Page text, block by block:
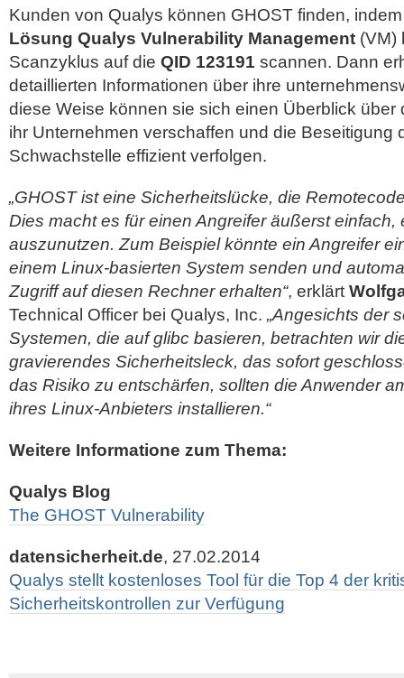
Kunden von Qualys können GHOST finden,
Lösung Qualys Vulnerability Management (VM)
Scanzyklus auf die QID 123191 scannen. Dann
detaillierten Informationen über ihre
diese Weise können sie sich einen Überblick über
ihr Unternehmen verschaffen und die Beseitigung
Schwachstelle effizient verfolgen.
„GHOST ist eine Sicherheitslücke, die
Dies macht es für einen Angreifer äußerst einfach,
auszunutzen. Zum Beispiel könnte ein Angreifer
einem Linux-basierten System senden und
Zugriff auf diesen Rechner erhalten“, erklärt
Technical Officer bei Qualys, Inc. „Angesichts der
Systemen, die auf glibc basieren, betrachten wir
gravierendes Sicherheitsleck, das sofort
das Risiko zu entschärfen, sollten die Anwender
ihres Linux-Anbieters installieren.“
Weitere Informatione zum Thema:
Qualys Blog
The GHOST Vulnerability
datensicherheit.de, 27.02.2014
Qualys stellt kostenloses Tool für die Top 4 der
Sicherheitskontrollen zur Verfügung